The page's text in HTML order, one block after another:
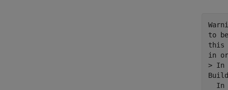
to
this
in
> In
In